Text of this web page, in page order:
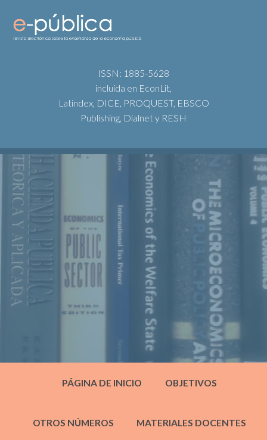
ISSN: 1885-5628
incluida en EconLit,
Latindex, DICE, PROQUEST, EBSCO
Publishing, Dialnet y RESH
PÁGINA DE INICIO OBJETIVOS
OTROS NÚMEROS MATERIALES DOCENTES